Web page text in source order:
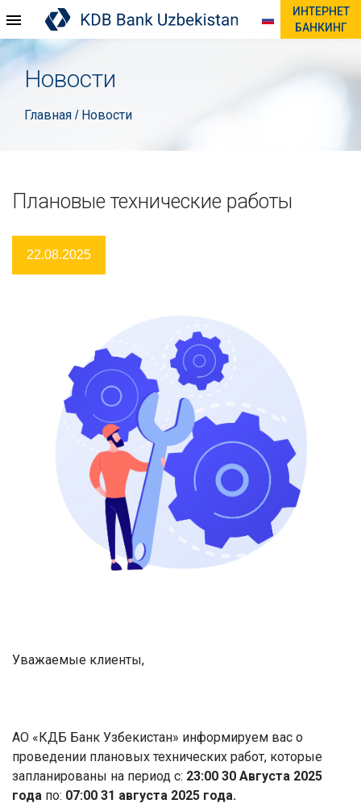
ИНТЕРНЕТ
БАНКИНГ
Новости
Главная / Новости
Плановые технические работы
22.08.2025
Уважаемые клиенты,
АО «КДБ Банк Узбекистан» информируем вас о
проведении плановых технических работ, которые
запланированы на период с: 23:00 30 Августа 2025
года по: 07:00 31 августа 2025 года.